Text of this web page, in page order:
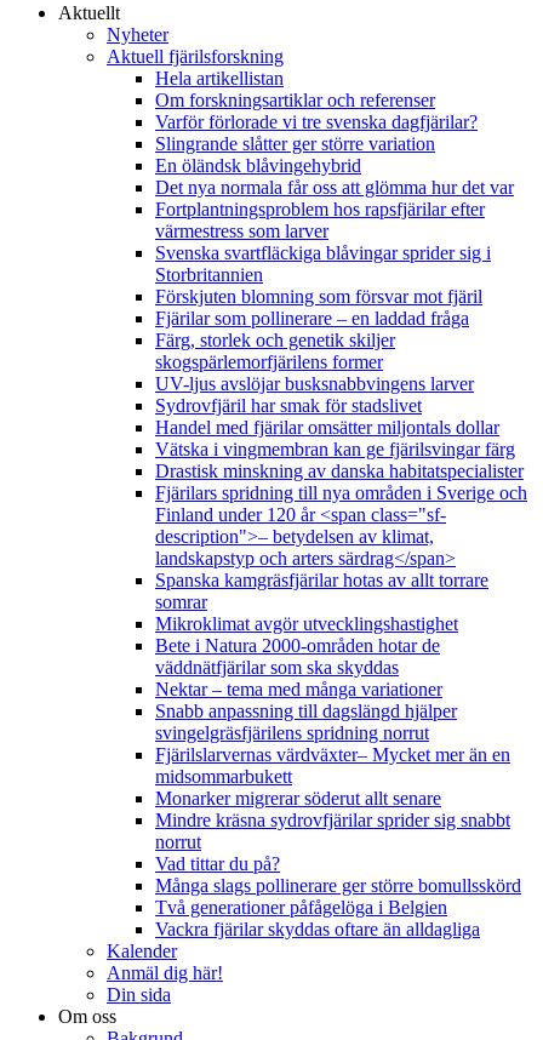
Aktuellt
Nyheter
Aktuell fjärilsforskning
Hela artikellistan
Om forskningsartiklar och referenser
Varför förlorade vi tre svenska dagfjärilar?
Slingrande slåtter ger större variation
En öländsk blåvingehybrid
Det nya normala får oss att glömma hur det var
Fortplantningsproblem hos rapsfjärilar efter
värmestress som larver
Svenska svartfläckiga blåvingar sprider sig i
Storbritannien
Förskjuten blomning som försvar mot fjäril
Fjärilar som pollinerare – en laddad fråga
Färg, storlek och genetik skiljer
skogspärlemorfjärilens former
UV-ljus avslöjar busksnabbvingens larver
Sydrovfjäril har smak för stadslivet
Handel med fjärilar omsätter miljontals dollar
Vätska i vingmembran kan ge fjärilsvingar färg
Drastisk minskning av danska habitatspecialister
Fjärilars spridning till nya områden i Sverige och
Finland under 120 år <span class="sf-
description">– betydelsen av klimat,
landskapstyp och arters särdrag</span>
Spanska kamgräsfjärilar hotas av allt torrare
somrar
Mikroklimat avgör utvecklingshastighet
Bete i Natura 2000-områden hotar de
väddnätfjärilar som ska skyddas
Nektar – tema med många variationer
Snabb anpassning till dagslängd hjälper
svingelgräsfjärilens spridning norrut
Fjärilslarvernas värdväxter– Mycket mer än en
midsommarbukett
Monarker migrerar söderut allt senare
Mindre kräsna sydrovfjärilar sprider sig snabbt
norrut
Vad tittar du på?
Många slags pollinerare ger större bomullsskörd
Två generationer påfågelöga i Belgien
Vackra fjärilar skyddas oftare än alldagliga
Kalender
Anmäl dig här!
Din sida
Om oss